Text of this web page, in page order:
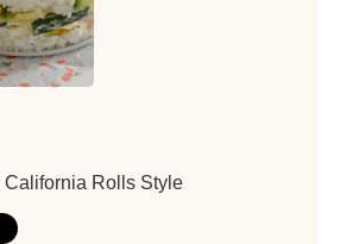
California Rolls Style